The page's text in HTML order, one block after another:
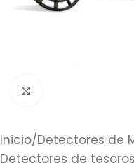
Inicio/Detectores de
Detectores de tesoros